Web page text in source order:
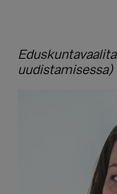
uudistamisessa)